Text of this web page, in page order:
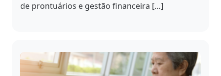
de prontuários e gestão financeira […]